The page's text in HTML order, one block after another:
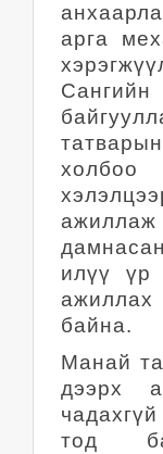
арга
илүү үр
байна.
Манай
дээрх
тод